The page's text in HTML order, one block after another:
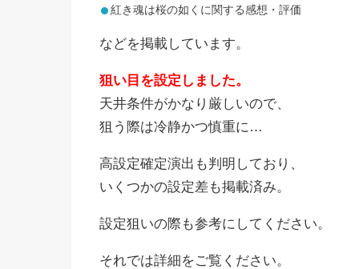
紅き魂は桜の如くに関する感想・評価
などを掲載しています。
狙い目を設定しました。
天井条件がかなり厳しいので、
狙う際は冷静かつ慎重に…
高設定確定演出も判明しており、
いくつかの設定差も掲載済み。
設定狙いの際も参考にしてください。
それでは詳細をご覧ください。